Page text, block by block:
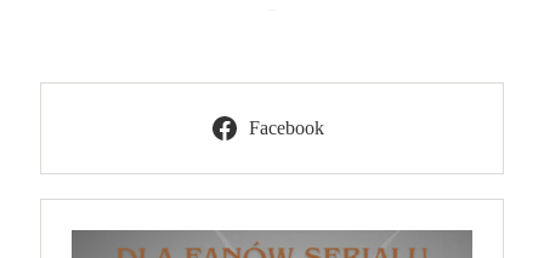
Facebook